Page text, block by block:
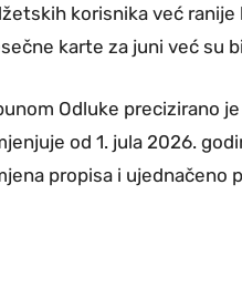
korisnika već ranije
karte za juni već su
Odluke precizirano
od 1. jula 2026.
propisa i ujednačeno